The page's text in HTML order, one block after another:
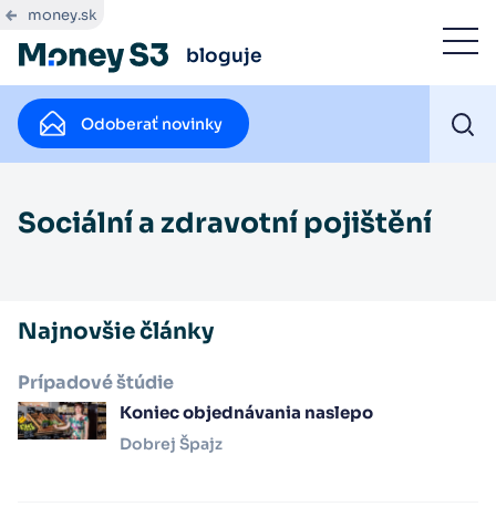
money.sk
bloguje
Odoberať novinky
Sociální a zdravotní pojištění
Najnovšie články
Prípadové štúdie
Koniec objednávania naslepo
Dobrej Špajz